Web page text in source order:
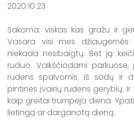
2020 10 23
Sakoma: viskas kas gražu ir
Vasara visi mes
niekada nesibaigtų. Bet ją
ruduo. Vaikščiodami parkuose,
rudens spalvomis. Iš sodų ir
pintines įvairių rudens gėrybių.
kaip greitai trumpėja diena.
lietingą ar darganotą dieną.